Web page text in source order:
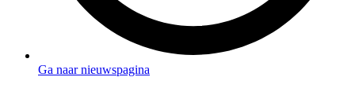
Ga naar nieuwspagina